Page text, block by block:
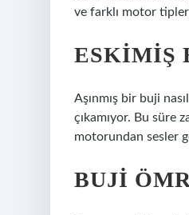
ve farklı motor
ESKIMIŞ
Aşınmış bir buji
çıkamıyor. Bu süre
motorundan sesler
BUJI